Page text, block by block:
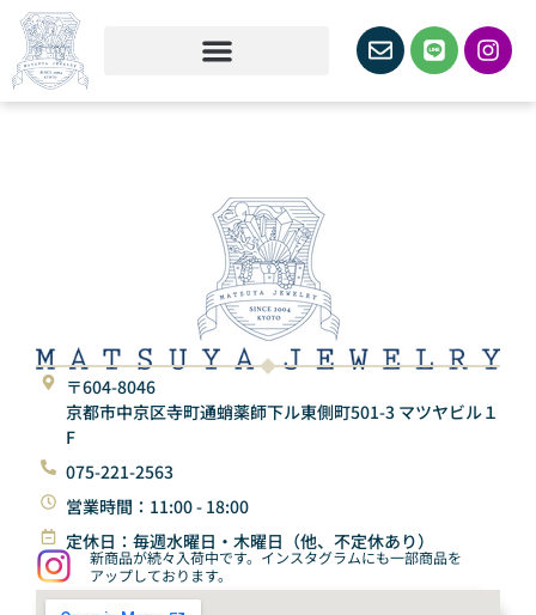
〒604-8046
京都市中京区寺町通蛸薬師下ル東側町501-3 マツヤビル１
F
075-221-2563
営業時間：11:00 - 18:00
定休日：毎週水曜日・木曜日（他、不定休あり）
新商品が続々入荷中です。インスタグラムにも一部商品を
アップしております。